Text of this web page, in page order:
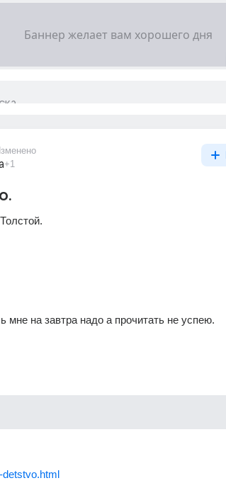
+1
на завтра надо а прочитать не успею.
detstvo.html